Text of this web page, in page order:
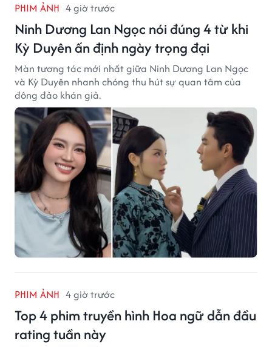
PHIM ẢNH 4 giờ trước
Ninh Dương Lan Ngọc nói đúng 4 từ khi
Kỳ Duyên ấn định ngày trọng đại
Màn tương tác mới nhất giữa Ninh Dương Lan Ngọc
và Kỳ Duyên nhanh chóng thu hút sự quan tâm của
đông đảo khán giả.
PHIM ẢNH 4 giờ trước
Top 4 phim truyền hình Hoa ngữ dẫn đầu
rating tuần này